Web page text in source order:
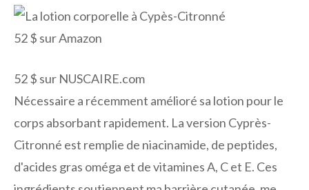
52 $ sur Amazon
52 $ sur NUSCAIRE.com
Nécessaire a récemment amélioré sa lotion pour le
corps absorbant rapidement. La version Cyprès-
Citronné est remplie de niacinamide, de peptides,
d'acides gras oméga et de vitamines A, C et E. Ces